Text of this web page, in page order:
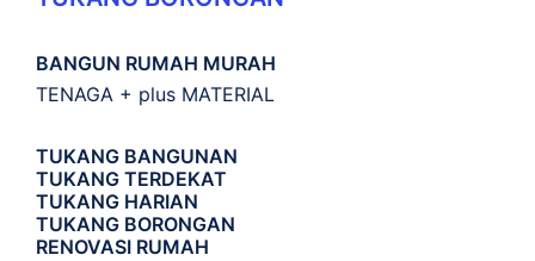
BANGUN RUMAH MURAH
TENAGA + plus MATERIAL
TUKANG BANGUNAN
TUKANG TERDEKAT
TUKANG HARIAN
TUKANG BORONGAN
RENOVASI RUMAH